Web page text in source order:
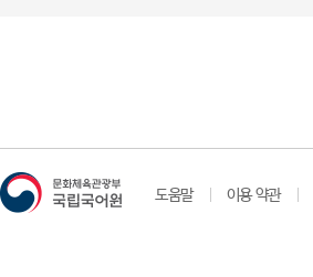
도움말 이용 약관